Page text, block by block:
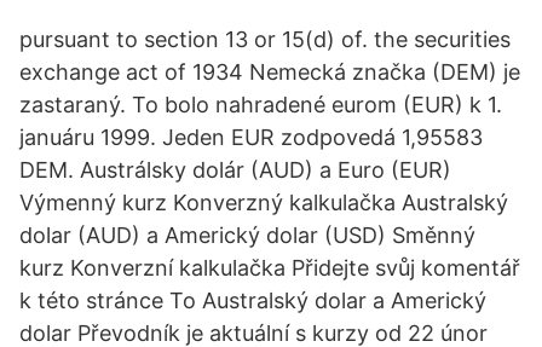
pursuant to section 13 or 15(d) of. the securities
exchange act of 1934 Nemecká značka (DEM) je
zastaraný. To bolo nahradené eurom (EUR) k 1.
januáru 1999. Jeden EUR zodpovedá 1,95583
DEM. Austrálsky dolár (AUD) a Euro (EUR)
Výmenný kurz Konverzný kalkulačka Australský
dolar (AUD) a Americký dolar (USD) Směnný
kurz Konverzní kalkulačka Přidejte svůj komentář
k této stránce To Australský dolar a Americký
dolar Převodník je aktuální s kurzy od 22 únor